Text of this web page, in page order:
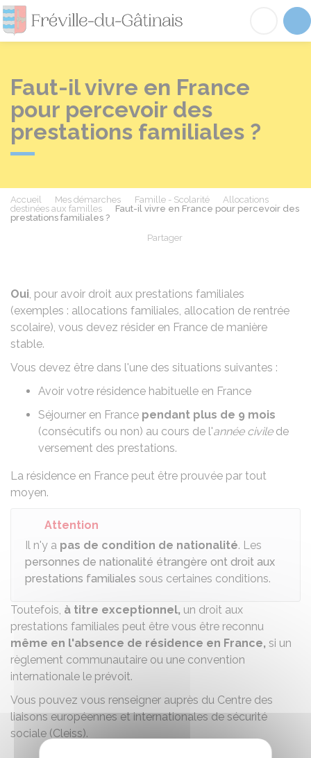
Fréville-du-
Faut-il vivre en France
pour percevoir des
prestations familiales ?
Accueil Mes démarches Famille - Scolarité
Allocations
destinées aux familles
Faut-il vivre en France pour percevoir des
prestations familiales ?
Partager
Oui, pour avoir droit aux prestations familiales
(exemples : allocations familiales, allocation de rentrée
scolaire), vous devez résider en France de manière
stable.
Vous devez être dans l'une des situations suivantes :
Avoir votre résidence habituelle en France
Séjourner en France pendant plus de 9 mois
(consécutifs ou non) au cours de l'année civilede
versement des prestations.
La résidence en France peut être prouvée par tout
moyen.
Attention
Il n'y a pas de condition de nationalité. Les
personnes de nationalité étrangère ont droit aux
prestations familiales sous certaines conditions.
Toutefois, à titre exceptionnel, un droit aux
prestations familiales peut être vous être reconnu
même en l'absence de résidence en France, si un
règlement communautaire ou une convention
internationale le prévoit.
Vous pouvez vous renseigner auprès du Centre des
liaisons européennes et internationales de sécurité
sociale (Cleiss).